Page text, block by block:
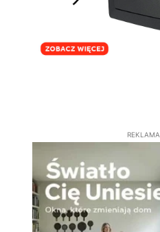
REKLAMA